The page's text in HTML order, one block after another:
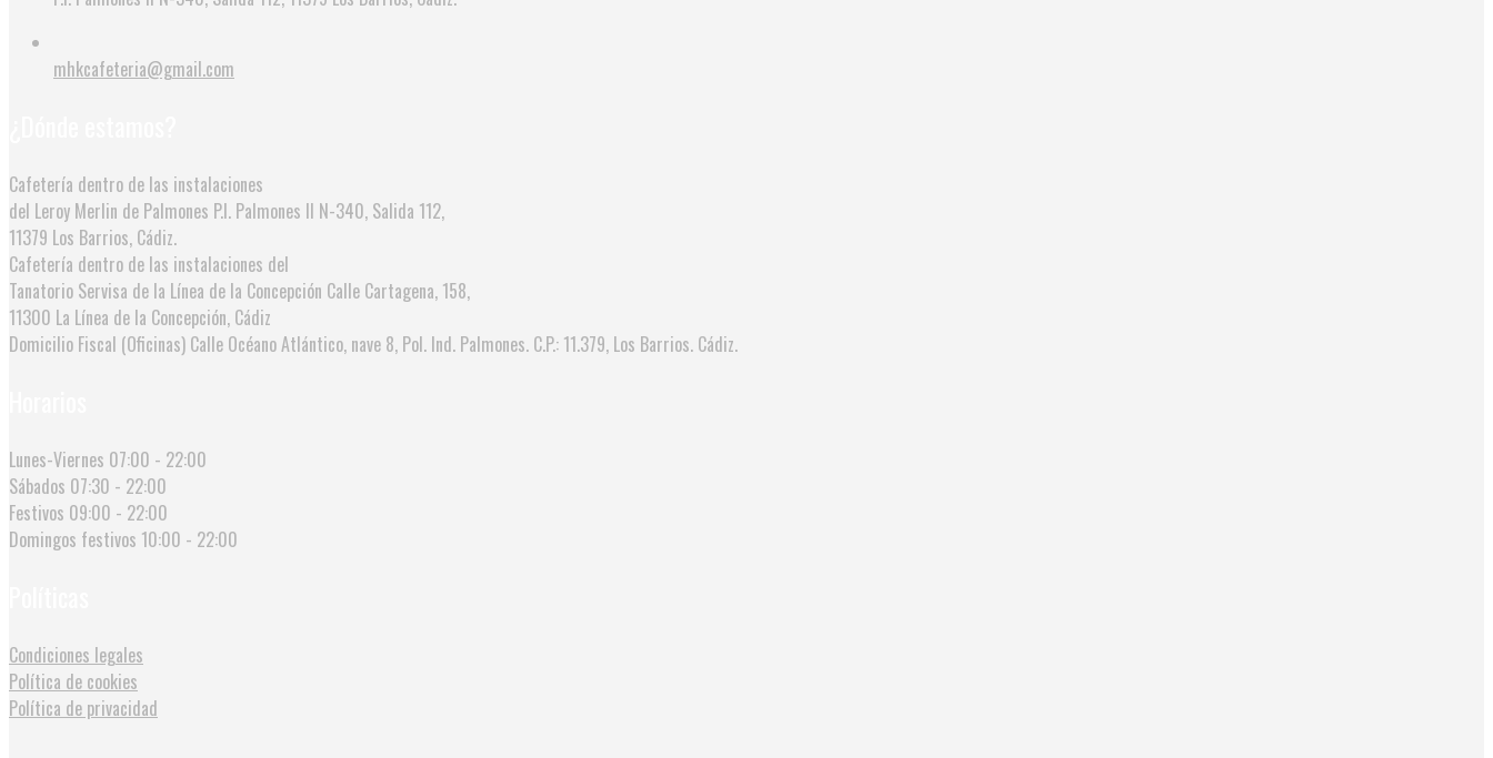
mhkcafeteria@gmail.com
Cafetería dentro de las instalaciones
del Leroy Merlin de Palmones P.I. Palmones II N-340, Salida 112,
11379 Los Barrios, Cádiz.
Cafetería dentro de las instalaciones del
Tanatorio Servisa de la Línea de la Concepción Calle Cartagena, 158,
11300 La Línea de la Concepción, Cádiz
Domicilio Fiscal (Oficinas) Calle Océano Atlántico, nave 8, Pol. Ind. Palmones. C.P.: 11.379, Los Barrios. Cádiz.
Lunes-Viernes 07:00 - 22:00
Sábados 07:30 - 22:00
Festivos 09:00 - 22:00
Domingos festivos 10:00 - 22:00
Condiciones legales
Política de cookies
Política de privacidad